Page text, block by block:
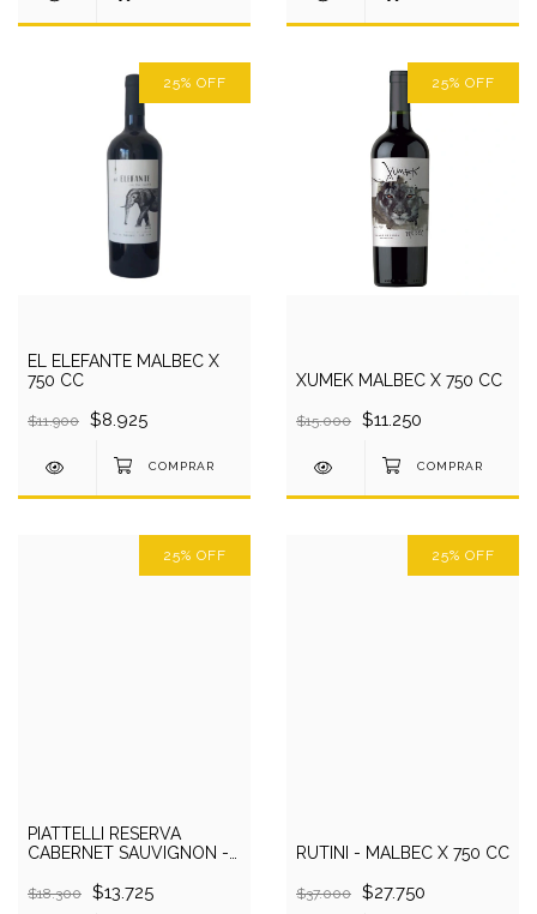
25% OFF
EL ELEFANTE MALBEC X
750 CC
$11.900 $8.925
25% OFF
XUMEK MALBEC X 750 CC
$15.000 $11.250
25% OFF
PIATTELLI RESERVA
CABERNET SAUVIGNON -
$18.300 $13.725
25% OFF
RUTINI - MALBEC X 750 CC
$37.000 $27.750